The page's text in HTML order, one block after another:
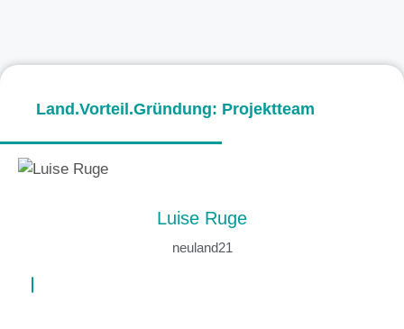
Land.Vorteil.Gründung: Projektteam
Luise Ruge
neuland21